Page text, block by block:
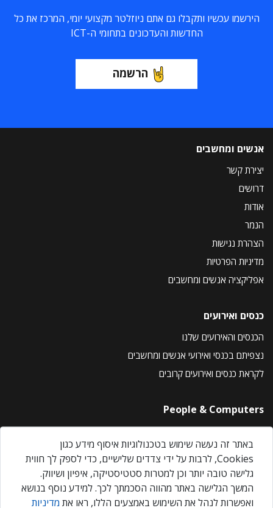
הירשמו עכשיו ותקבלו גם אתם ניוזלטר מקצועי יומי, המרכז את כל
החדשות והעדכונים בתחומי ה-ICT
הרשמה
אנשים ומחשבים
יצירת קשר
דרושים
אודות
הנמר
הצהרת נגישות
מדיניות הפרטיות
אפליקציה אנשים ומחשבים
כנסים ואירועים
הכנסים והאירועים שלנו
נצפיתם בכנסי ואירועי אנשים ומחשבים
לקראת כנסים ואירועים קרובים
People & Computers
About Us
Privacy Policy
Contact Us
Our Events
באתר זה נעשה שימוש בטכנולוגיות איסוף מידע כגון
Cookies, לרבות על ידי צדדים שלישיים, כדי לספק לך חווית
גלישה טובה יותר וכן למטרות סטטיסטיקה, איפיון ושיווק.
המשך הגלישה באתר מהווה הסכמתך לכך. למידע נוסף בנושא
ואפשרות לנהל את השימוש באמצעים הללו, ראו את מדיניות